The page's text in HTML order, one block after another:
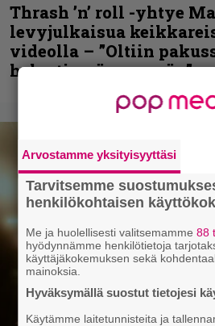
Thrash ’n’ roll -yhtye
levyjulkaisua
videolla – ”Oltiin
helvetin väsyneenä…”
Arvostamme yksityisyyttäsi
Tarvitsemme
henkilökohtaisen
Me ja huolellisesti valitsemamme88
hyödynnämme henkilötietoja
käyttäjäkokemuksen sekä
mainoksia.
Hyväksymällä suostut tietojesi
Käytämme laitetunnisteita ja